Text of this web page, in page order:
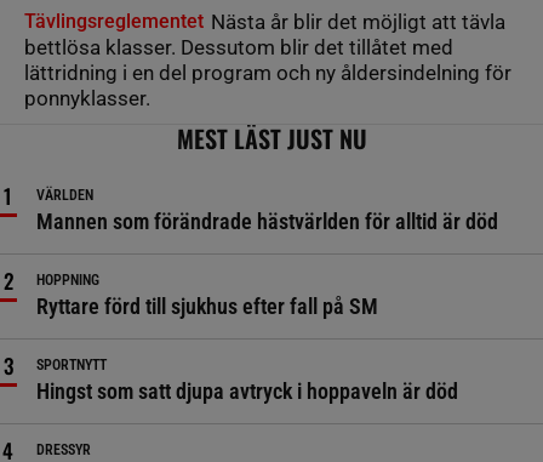
Tävlingsreglementet Nästa år blir det möjligt att tävla
bettlösa klasser. Dessutom blir det tillåtet med
lättridning i en del program och ny åldersindelning för
ponnyklasser.
MEST LÄST JUST NU
VÄRLDEN
Mannen som förändrade hästvärlden för alltid är död
HOPPNING
Ryttare förd till sjukhus efter fall på SM
SPORTNYTT
Hingst som satt djupa avtryck i hoppaveln är död
DRESSYR